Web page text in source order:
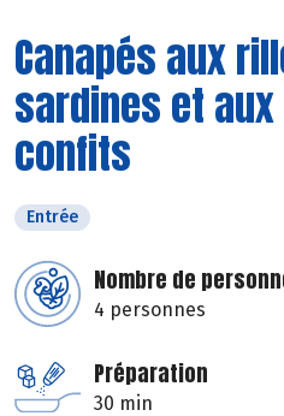
Canapés aux
sardines et
confits
Entrée
Nombre de
4 personnes
Préparation
30 min